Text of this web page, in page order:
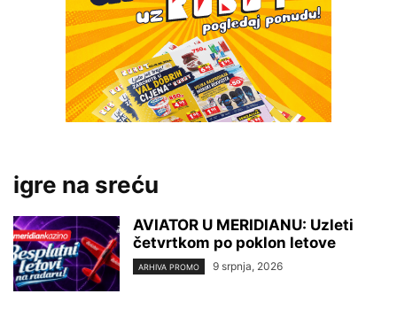
igre na sreću
AVIATOR U MERIDIANU: Uzleti
četvrtkom po poklon letove
ARHIVA PROMO 9 srpnja, 2026